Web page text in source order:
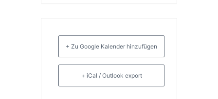
+ Zu Google Kalender hinzufügen
+ iCal / Outlook export